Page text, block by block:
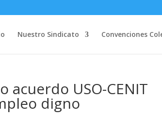
Nuestro Sindicato Convenciones
USO-CENIT
digno